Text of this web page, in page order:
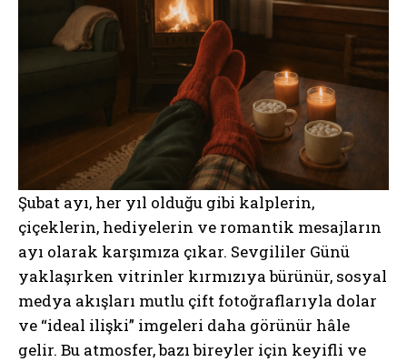
Şubat ayı, her yıl olduğu gibi kalplerin,
çiçeklerin, hediyelerin ve romantik mesajların
ayı olarak karşımıza çıkar. Sevgililer Günü
yaklaşırken vitrinler kırmızıya bürünür, sosyal
medya akışları mutlu çift fotoğraflarıyla dolar
ve “ideal ilişki” imgeleri daha görünür hâle
gelir. Bu atmosfer, bazı bireyler için keyifli ve